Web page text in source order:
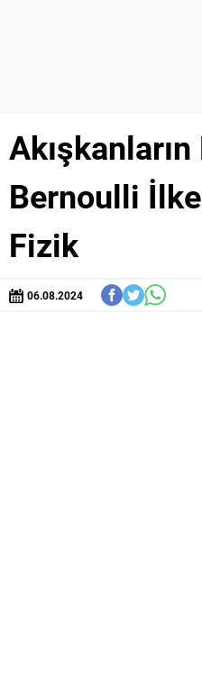
Akışkanların
Bernoulli
Fizik
06.08.2024